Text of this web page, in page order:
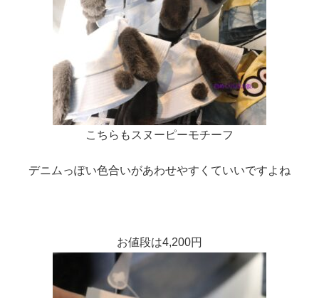
こちらもスヌーピーモチーフ
デニムっぽい色合いがあわせやすくていいですよね
お値段は4,200円